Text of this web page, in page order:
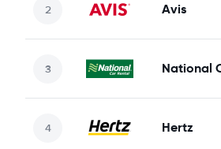
Avis
National
Hertz